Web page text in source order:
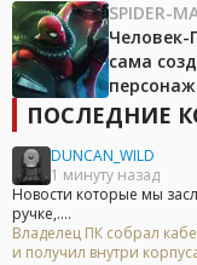
SPIDER-
Человек-
сама
ПОСЛЕДНИЕ
DUNCAN_WILD
1 минуту назад
Новости которые мы
ручке,....
Владелец ПК собрал
и получил внутри